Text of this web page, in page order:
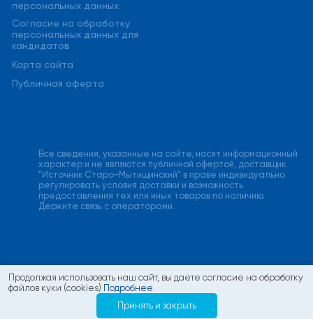
персональных данных
Cогласие на обработку
персональных данных для
кандидатов
Карта сайта
Публичная оферта
Все сведения, указанные на сайте, носят информационный
характер и не являются публичной офертой, доставщик
"Источник Старо-Мытищинский" в праве индивидуально
регулировать условия доставки и возможность
предоставления тех или иных товаров по наличию.
Держите связь с операторами.
Продолжая использовать наш сайт, вы даете согласие на обработку
файлов куки (cookies) Подробнее
Принять и закрыть